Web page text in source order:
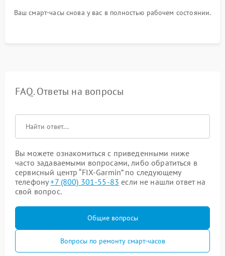
Ваш смарт-часы снова у вас в полностью рабочем состоянии.
FAQ. Ответы на вопросы
Вы можете ознакомиться с приведенными ниже
часто задаваемыми вопросами, либо обратиться в
сервисный центр “FIX-Garmin” по следующему
телефону+7 (800) 301-55-83 если не нашли ответ на
свой вопрос.
Общие вопросы
Вопросы по ремонту смарт-часов